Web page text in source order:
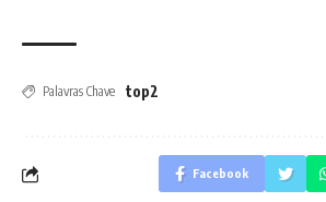
Palavras Chave top2
Facebook